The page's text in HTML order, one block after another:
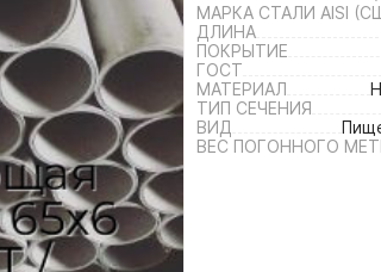
МАРКА СТАЛИ AISI
ДЛИНА
ПОКРЫТИЕ
ГОСТ
МАТЕРИАЛ
ТИП СЕЧЕНИЯ
ВИД
ВЕС ПОГОННОГО